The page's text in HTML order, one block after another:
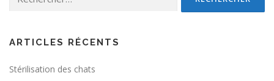
ARTICLES RÉCENTS
Stérilisation des chats